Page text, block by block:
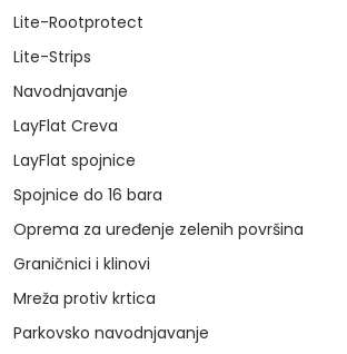
Lite-Rootprotect
Lite-Strips
Navodnjavanje
LayFlat Creva
LayFlat spojnice
Spojnice do 16 bara
Oprema za uređenje zelenih površina
Graničnici i klinovi
Mreža protiv krtica
Parkovsko navodnjavanje